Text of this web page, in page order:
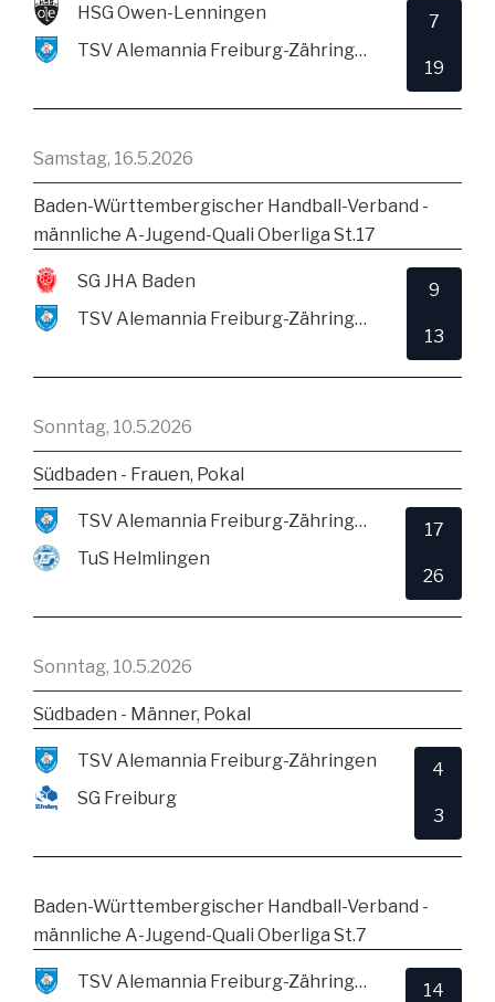
HSG Owen-Lenningen
TSV Alemannia Freiburg-Zähringen
7
19
Samstag, 16.5.2026
Baden-Württembergischer Handball-Verband -
männliche A-Jugend-Quali Oberliga St.17
SG JHA Baden
TSV Alemannia Freiburg-Zähringen
9
13
Sonntag, 10.5.2026
Südbaden - Frauen, Pokal
TSV Alemannia Freiburg-Zähringen
TuS Helmlingen
17
26
Sonntag, 10.5.2026
Südbaden - Männer, Pokal
TSV Alemannia Freiburg-Zähringen
SG Freiburg
4
3
Baden-Württembergischer Handball-Verband -
männliche A-Jugend-Quali Oberliga St.7
TSV Alemannia Freiburg-Zähringen
14